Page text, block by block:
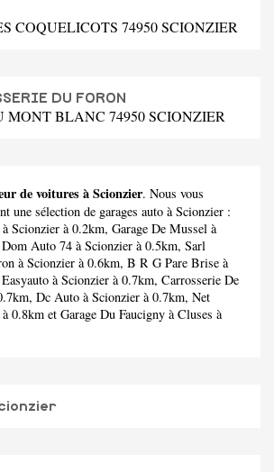
COQUELICOTS 74950 SCIONZIER
DU FORON
MONT BLANC 74950 SCIONZIER
de voitures à Scionzier. Nous vous
une sélection de garages auto à Scionzier :
à Scionzier à 0.2km, Garage De Mussel à
Dom Auto 74 à Scionzier à 0.5km, Sarl
à Scionzier à 0.6km, B R G Pare Brise à
Easyauto à Scionzier à 0.7km, Carrosserie De
Dc Auto à Scionzier à 0.7km, Net
0.8km et Garage Du Faucigny à Cluses à